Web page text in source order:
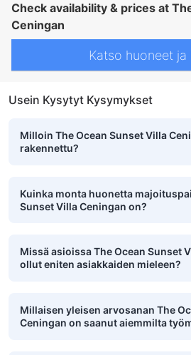
Check availability & prices at
Ceningan
Katso huoneet ja
Usein Kysytyt Kysymykset
Milloin The Ocean Sunset Villa
rakennettu?
Kuinka monta huonetta
Sunset Villa Ceningan on?
Missä asioissa The Ocean Sunset
ollut eniten asiakkaiden mieleen?
Millaisen yleisen arvosanan The
Ceningan on saanut aiemmilta